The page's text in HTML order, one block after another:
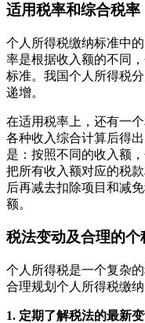
适用税率和综合税率
个人所得税缴纳标准中
率是根据收入额的不同
标准。我国个人所得税
递增。
在适用税率上，还有一
各种收入综合计算后得
是：按照不同的收入额
把所有收入额对应的税
后再减去扣除项目和减
额。
税法变动及合理的个
个人所得税是一个复杂
合理规划个人所得税缴
1. 定期了解税法的最新